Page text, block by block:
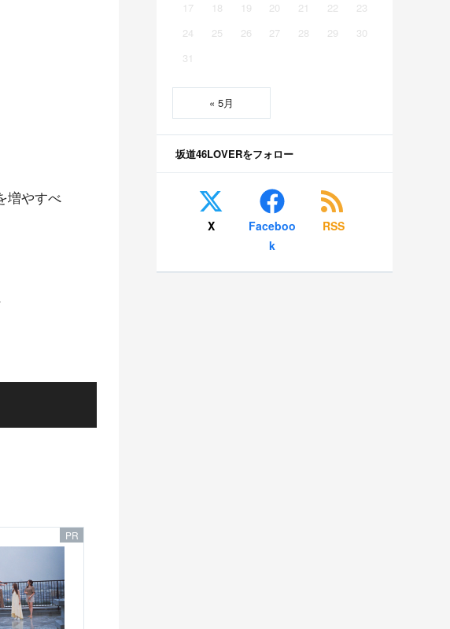
増やすべ
17
18 19 20 21 22
23
24
25 26 27 28 29
30
31
« 5月
坂道46LOVERをフォロー
X
Faceboo
k
RSS